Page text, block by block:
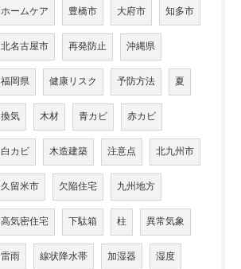
ホームケア 豊橋市 大府市 知多市
北名古屋市 再発防止 沖縄県
福岡県 健康リスク 予防方法 夏
換気 木材 青カビ 赤カビ
白カビ 木造建築 注意点 北九州市
久留米市 欠陥住宅 九州地方
高気密住宅 下駄箱 柱 異常気象
雷雨 線状降水帯 加湿器 湿度